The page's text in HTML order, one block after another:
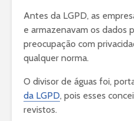
Antes da LGPD, as
e armazenavam os dados
preocupação com
qualquer norma.
O divisor de águas foi,
da LGPD, pois esses
revistos.